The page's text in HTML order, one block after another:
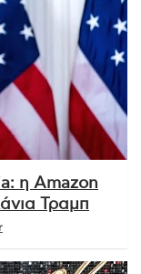
η Amazon
Τραμπ